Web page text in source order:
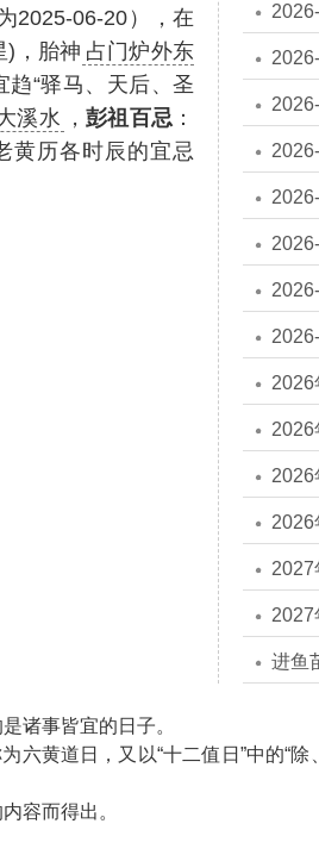
2025-06-20），在
)，胎神 占门炉外东
趋“驿马、天后、圣
溪水 ，彭祖百忌 ：
黄历各时辰的宜忌
2026
2026
2026
2026
2027
2027
进鱼
诸事皆宜的日子。
六黄道日，又以“十二值日”中的“
容而得出。